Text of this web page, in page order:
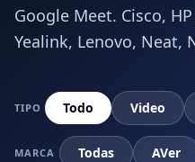
Google Meet. Cisco,
Yealink, Lenovo, Neat,
TIPO Todo Video
MARCA Todas AVer